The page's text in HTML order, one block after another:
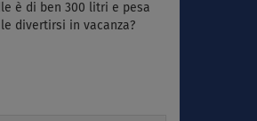
è di ben 300 litri e pesa
divertirsi in vacanza?